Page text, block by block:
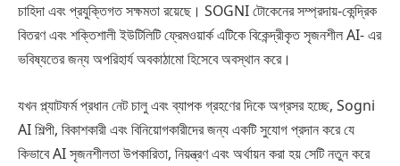
চাহিদা এবং প্রযুক্তিগত সক্ষমতা রয়েছে। SOGNI টোকেনের সম্প্রদায়-কেন্দ্রিক
বিতরণ এবং শক্তিশালী ইউটিলিটি ফ্রেমওয়ার্ক এটিকে বিকেন্দ্রীকৃত সৃজনশীল AI- এর
ভবিষ্যতের জন্য অপরিহার্য অবকাঠামো হিসেবে অবস্থান করে।
যখন প্ল্যাটফর্ম প্রধান নেট চালু এবং ব্যাপক গ্রহণের দিকে অগ্রসর হচ্ছে, Sogni
AI শিল্পী, বিকাশকারী এবং বিনিয়োগকারীদের জন্য একটি সুযোগ প্রদান করে যে
কিভাবে AI সৃজনশীলতা উপকারিতা, নিয়ন্ত্রণ এবং অর্থায়ন করা হয় সেটি নতুন করে